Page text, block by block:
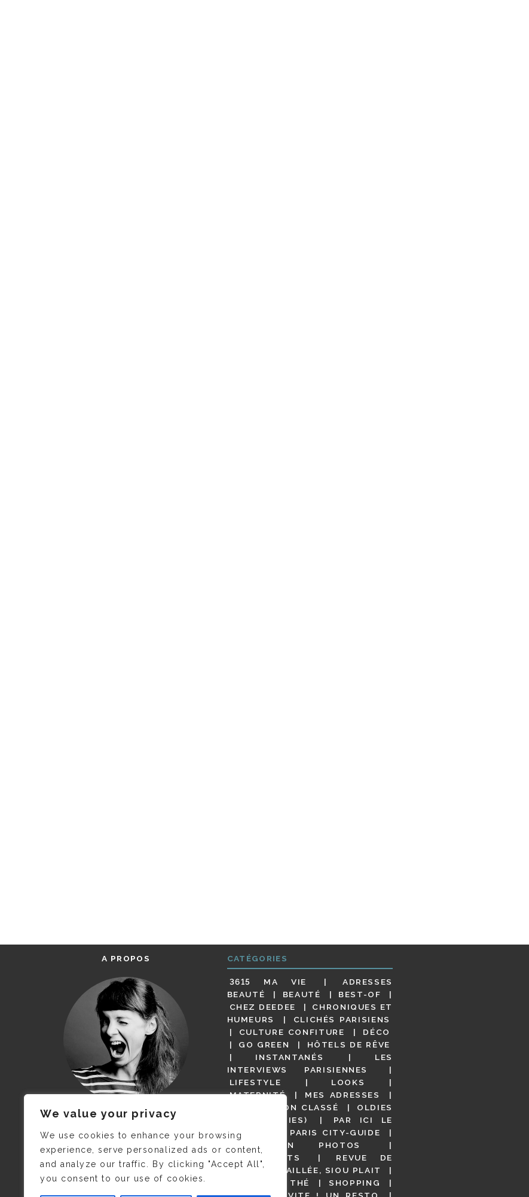
We value your privacy
We use cookies to enhance your browsing
experience, serve personalized ads or content,
and analyze our traffic. By clicking "Accept All",
you consent to our use of cookies.
A PROPOS
JE M’APPELLE DELPHINE MAIS
C’EST ©CAMILLE COLLIN QUI A
PRIS CETTE PHOTO !
CATÉGORIES
3615 MA VIE
ADRESSES
BEAUTÉ
BEAUTÉ
BEST-OF
CHEZ DEEDEE
CHRONIQUES ET
HUMEURS
CLICHÉS PARISIENS
CULTURE CONFITURE
DÉCO
GO GREEN
HÔTELS DE RÊVE
INSTANTANÉS
LES
INTERVIEWS PARISIENNES
LIFESTYLE
LOOKS
MATERNITÉ
MES ADRESSES
NON CLASSÉ
OLDIES
(BUT GOODIES)
PAR ICI LE
MAGOT !
PARIS CITY-GUIDE
PARIS EN PHOTOS
RESTAURANTS
REVUE DE
PRESSE DÉTAILLÉE, SIOU PLAIT
SALONS DE THÉ
SHOPPING
VIDÉOS
VITE ! UN RESTO